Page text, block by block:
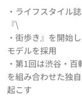
・ライフスタイル
『\
・街歩き』を開始
モデルを採用
・第1回は渋谷・
を組み合わせた独
起こす